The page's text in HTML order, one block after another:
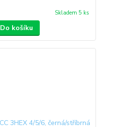
Skladem 5 ks
Do košíku